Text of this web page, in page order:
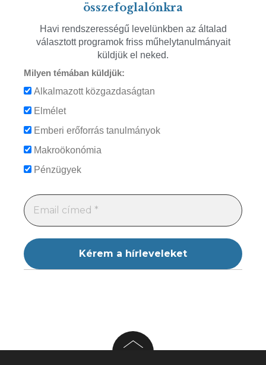
összefoglalónkra
Havi rendszerességű levelünkben az általad
választott programok friss műhelytanulmányait
küldjük el neked.
Milyen témában küldjük:
Alkalmazott közgazdaságtan
Elmélet
Emberi erőforrás tanulmányok
Makroökonómia
Pénzügyek